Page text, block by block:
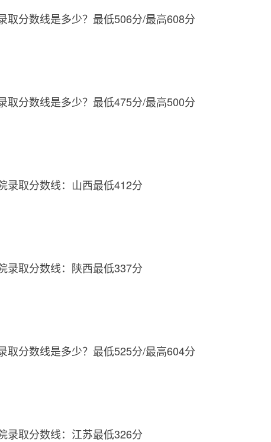
取分数线是多少？最低506分/最高608分
取分数线是多少？最低475分/最高500分
录取分数线：山西最低412分
录取分数线：陕西最低337分
取分数线是多少？最低525分/最高604分
录取分数线：江苏最低326分